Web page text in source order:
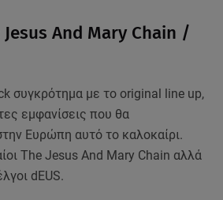
And Mary Chain /
συγκρότημα με το original line up,
εμφανίσεις που θα
Ευρώπη αυτό το καλοκαίρι.
The Jesus And Mary Chain αλλά
dEUS.